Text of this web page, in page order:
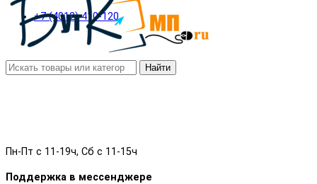
+7 (4012) 410-120
Пн-Пт с 11-19ч, Сб с 11-15ч
Поддержка в мессенджере
Найти